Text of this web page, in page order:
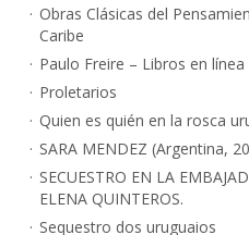
Obras Clásicas del
Caribe
Paulo Freire – Libros en línea
Proletarios
Quien es quién en la rosca
SARA MENDEZ (Argentina,
SECUESTRO EN LA
ELENA QUINTEROS.
Sequestro dos uruguaios